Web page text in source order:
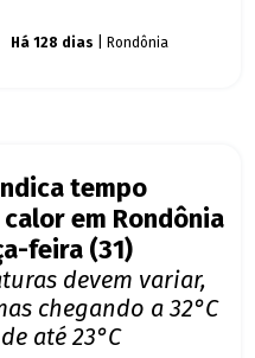
Há 128 dias | Rondônia
tempo
em Rondônia
feira (31)
devem variar,
chegando a 32°C
até 23°C